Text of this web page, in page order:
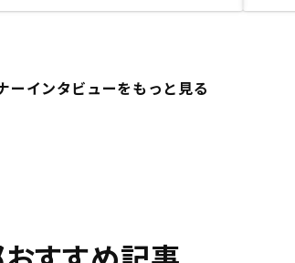
ーインタビューをもっと見る